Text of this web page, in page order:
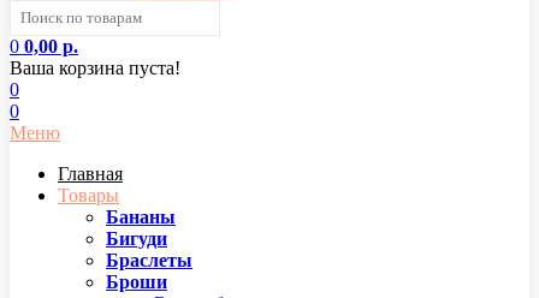
0 0,00 р.
Ваша корзина пуста!
0
0
Меню
Главная
Товары
Бананы
Бигуди
Браслеты
Броши